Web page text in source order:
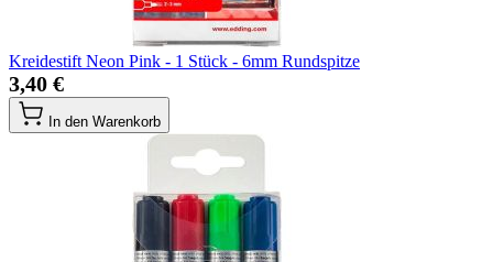
Kreidestift Neon Pink - 1 Stück - 6mm Rundspitze
3,40 €
In den Warenkorb